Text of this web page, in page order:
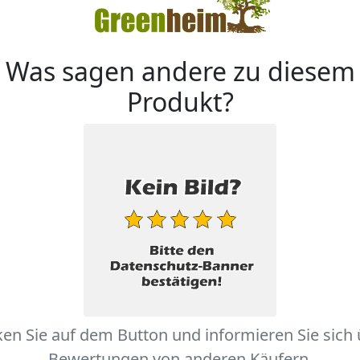
Was sagen andere zu diesem
Produkt?
Sie auf dem Button und informieren Sie sich